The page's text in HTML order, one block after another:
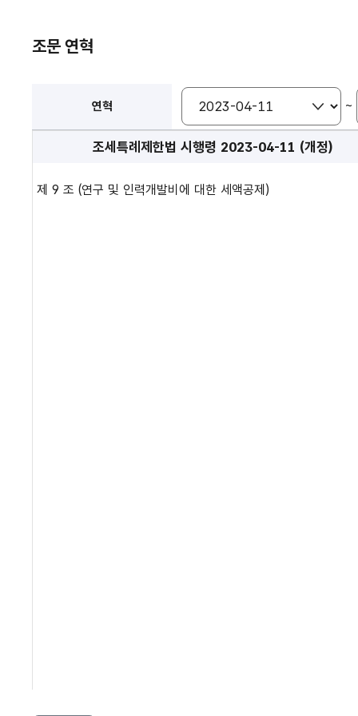
조문 연혁
연혁 ~